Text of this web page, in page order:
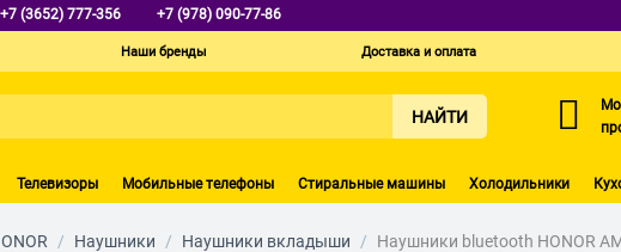
+7 (3652) 777-356 +7 (978) 090-77-86
Наши бренды Доставка и оплата
НАЙТИ
Телевизоры Мобильные телефоны Стиральные машины Холодильники
/ Наушники / Наушники вкладыши / Наушники bluetooth HONOR